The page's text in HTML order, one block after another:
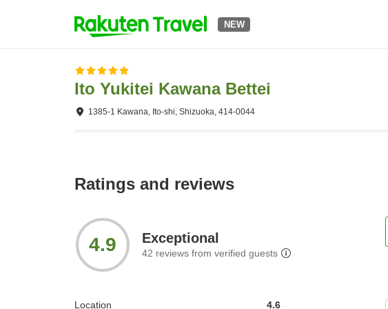
NEW
Ito Yukitei Kawana Bettei
1385-1 Kawana, Ito-shi, Shizuoka, 414-0044
Ratings and reviews
4.9 Exceptional
42 reviews from verified guests
Location 4.6